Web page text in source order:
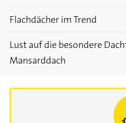
Flachdächer im Trend
Lust auf die besondere
Mansarddach